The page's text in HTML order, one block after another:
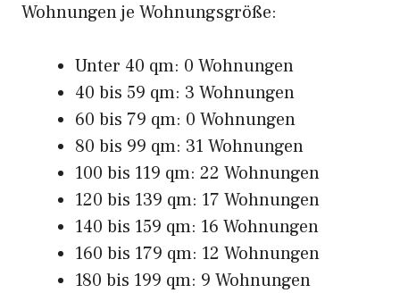
Wohnungen je Wohnungsgröße:
Unter 40 qm: 0 Wohnungen
40 bis 59 qm: 3 Wohnungen
60 bis 79 qm: 0 Wohnungen
80 bis 99 qm: 31 Wohnungen
100 bis 119 qm: 22 Wohnungen
120 bis 139 qm: 17 Wohnungen
140 bis 159 qm: 16 Wohnungen
160 bis 179 qm: 12 Wohnungen
180 bis 199 qm: 9 Wohnungen